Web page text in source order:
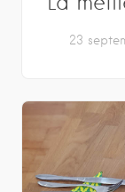
23